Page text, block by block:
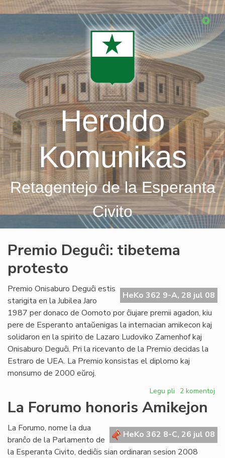
Skip
Heroldo
Komunikas
Retagentejo de la Esperanta
Civito
Premio Deguĉi: tibetema
protesto
HeKo 362 9-A, 28 jul 08
Premio Onisaburo Deguĉi estis
starigita en la Jubilea Jaro
1987 per donaco de Oomoto por ĉiujare premii agadon, kiu
pere de Esperanto antaŭenigas la internacian amikecon kaj
solidaron en la spirito de Lazaro Ludoviko Zamenhof kaj
Onisaburo Deguĉi. Pri la ricevanto de la Premio decidas la
Estraro de UEA. La Premio konsistas el diplomo kaj
monsumo de 2000 eŭroj.
Legu pli pri
Premio
Deguĉi:
protesto
2 komentoj
La Forumo honoris Amikejon
HeKo 362 8-C, 26 jul 08
La Forumo, nome la dua
branĉo de la Parlamento de
la Esperanta Civito, dediĉis sian ordinaran sesion 2008